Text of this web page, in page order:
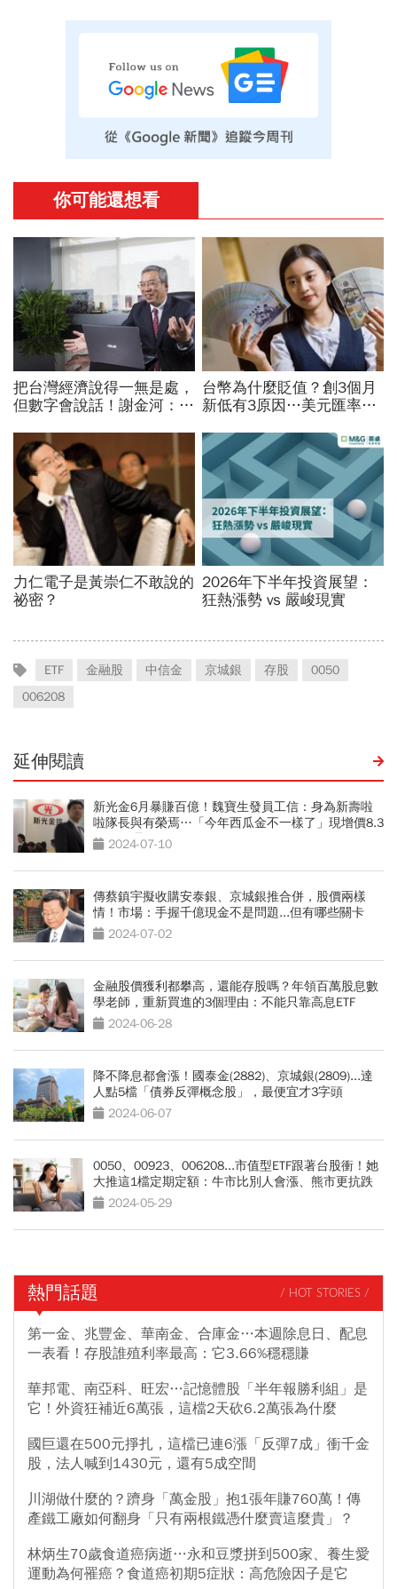
ETF 金融股 中信金 京城銀 存股
0050
006208
延伸閱讀
新光金6月暴賺百億！魏寶生發員工信：身為新壽啦
啦隊長與有榮焉…「今年西瓜金不一樣了」現增價8.3
元要衝嗎
2024-07-10
傳蔡鎮宇擬收購安泰銀、京城銀推合併，股價兩樣
情！市場：手握千億現金不是問題...但有哪些關卡
2024-07-02
金融股價獲利都攀高，還能存股嗎？年領百萬股息數
學老師，重新買進的3個理由：不能只靠高息ETF
2024-06-28
降不降息都會漲！國泰金(2882)、京城銀(2809)...達
人點5檔「債券反彈概念股」，最便宜才3字頭
2024-06-07
0050、00923、006208...市值型ETF跟著台股衝！她
大推這1檔定期定額：牛市比別人會漲、熊市更抗跌
2024-05-29
熱門話題 / HOT STORIES /
第一金、兆豐金、華南金、合庫金…本週除息日、配息
一表看！存股誰殖利率最高：它3.66%穩穩賺
華邦電、南亞科、旺宏…記憶體股「半年報勝利組」是
它！外資狂補近6萬張，這檔2天砍6.2萬張為什麼
國巨還在500元掙扎，這檔已連6漲「反彈7成」衝千金
股，法人喊到1430元，還有5成空間
川湖做什麼的？躋身「萬金股」抱1張年賺760萬！傳
產鐵工廠如何翻身「只有兩根鐵憑什麼賣這麼貴」？
林炳生70歲食道癌病逝…永和豆漿拼到500家、養生愛
運動為何罹癌？食道癌初期5症狀：高危險因子是它